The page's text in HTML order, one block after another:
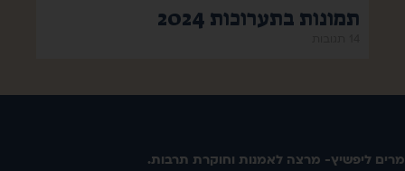
תמונות בתערוכות 2024
מרים ליפשיץ- מרצה לאמנות וחוקרת תרבות.